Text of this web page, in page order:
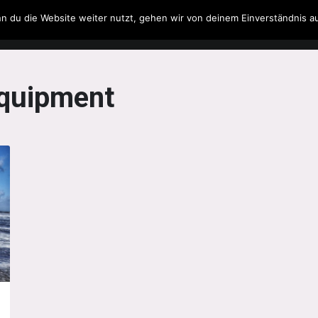
Filme & Serien Musik Spielzeug Literatur
du die Website weiter nutzt, gehen wir von deinem Einverständnis